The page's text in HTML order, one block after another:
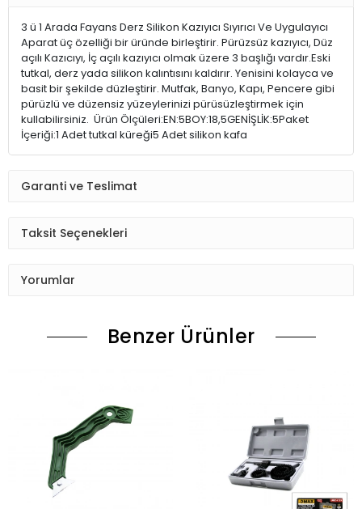
3 ü 1 Arada Fayans Derz Silikon Kazıyıcı Sıyırıcı Ve Uygulayıcı
Aparat üç özelliği bir üründe birleştirir. Pürüzsüz kazıyıcı, Düz
açılı Kazıcıyı, İç açılı kazıyıcı olmak üzere 3 başlığı vardır.Eski
tutkal, derz yada silikon kalıntısını kaldırır. Yenisini kolayca ve
basit bir şekilde düzleştirir. Mutfak, Banyo, Kapı, Pencere gibi
pürüzlü ve düzensiz yüzeylerinizi pürüsüzleştirmek için
kullabilirsiniz. Ürün Ölçüleri:EN:5BOY:18,5GENİŞLİK:5Paket
İçeriği:1 Adet tutkal küreği5 Adet silikon kafa
Garanti ve Teslimat
Taksit Seçenekleri
Yorumlar
Benzer Ürünler